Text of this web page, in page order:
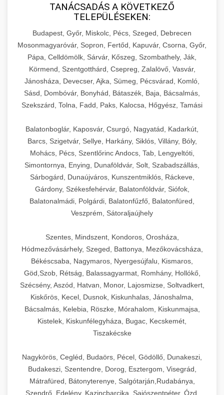
TANÁCSADÁS A KÖVETKEZŐ
TELEPÜLÉSEKEN:
Budapest, Győr, Miskolc, Pécs, Szeged, Debrecen
Mosonmagyaróvár, Sopron, Fertőd, Kapuvár, Csorna, Győr,
Pápa, Celldömölk, Sárvár, Kőszeg, Szombathely, Ják,
Körmend, Szentgotthárd, Csepreg, Zalalövő, Vasvár,
Jánosháza, Devecser, Ajka, Sümeg, Pécsvárad, Komló,
Sásd, Dombóvár, Bonyhád, Bátaszék, Baja, Bácsalmás,
Szekszárd, Tolna, Fadd, Paks, Kalocsa, Hőgyész, Tamási
Balatonboglár, Kaposvár, Csurgó, Nagyatád, Kadarkút,
Barcs, Szigetvár, Sellye, Harkány, Siklós, Villány, Bóly,
Mohács, Pécs, Szentlőrinc Andocs, Tab, Lengyeltóti,
Simontornya, Enying, Dunaföldvár, Solt, Szabadszállás,
Sárbogárd, Dunaújváros, Kunszentmiklós, Ráckeve,
Gárdony, Székesfehérvár, Balatonföldvár, Siófok,
Balatonalmádi, Polgárdi, Balatonfűzfő, Balatonfüred,
Veszprém, Sátoraljaújhely
Szentes, Mindszent, Kondoros, Orosháza,
Hódmezővásárhely, Szeged, Battonya, Mezőkovácsháza,
Békéscsaba, Nagymaros, Nyergesújfalu, Kismaros,
Göd,Szob, Rétság, Balassagyarmat, Romhány, Hollókő,
Szécsény, Aszód, Hatvan, Monor, Lajosmizse, Soltvadkert,
Kiskőrös, Kecel, Dusnok, Kiskunhalas, Jánoshalma,
Bácsalmás, Kelebia, Röszke, Mórahalom, Kiskunmajsa,
Kistelek, Kiskunfélegyháza, Bugac, Kecskemét,
Tiszakécske
Nagykörös, Cegléd, Budaörs, Pécel, Gödöllő, Dunakeszi,
Budakeszi, Szentendre, Dorog, Esztergom, Visegrád,
Mátrafüred, Bátonyterenye, Salgótarján,Rudabánya,
Szendrő, Edelény, Kazincbarcika, Sajószentpéter, Ózd,